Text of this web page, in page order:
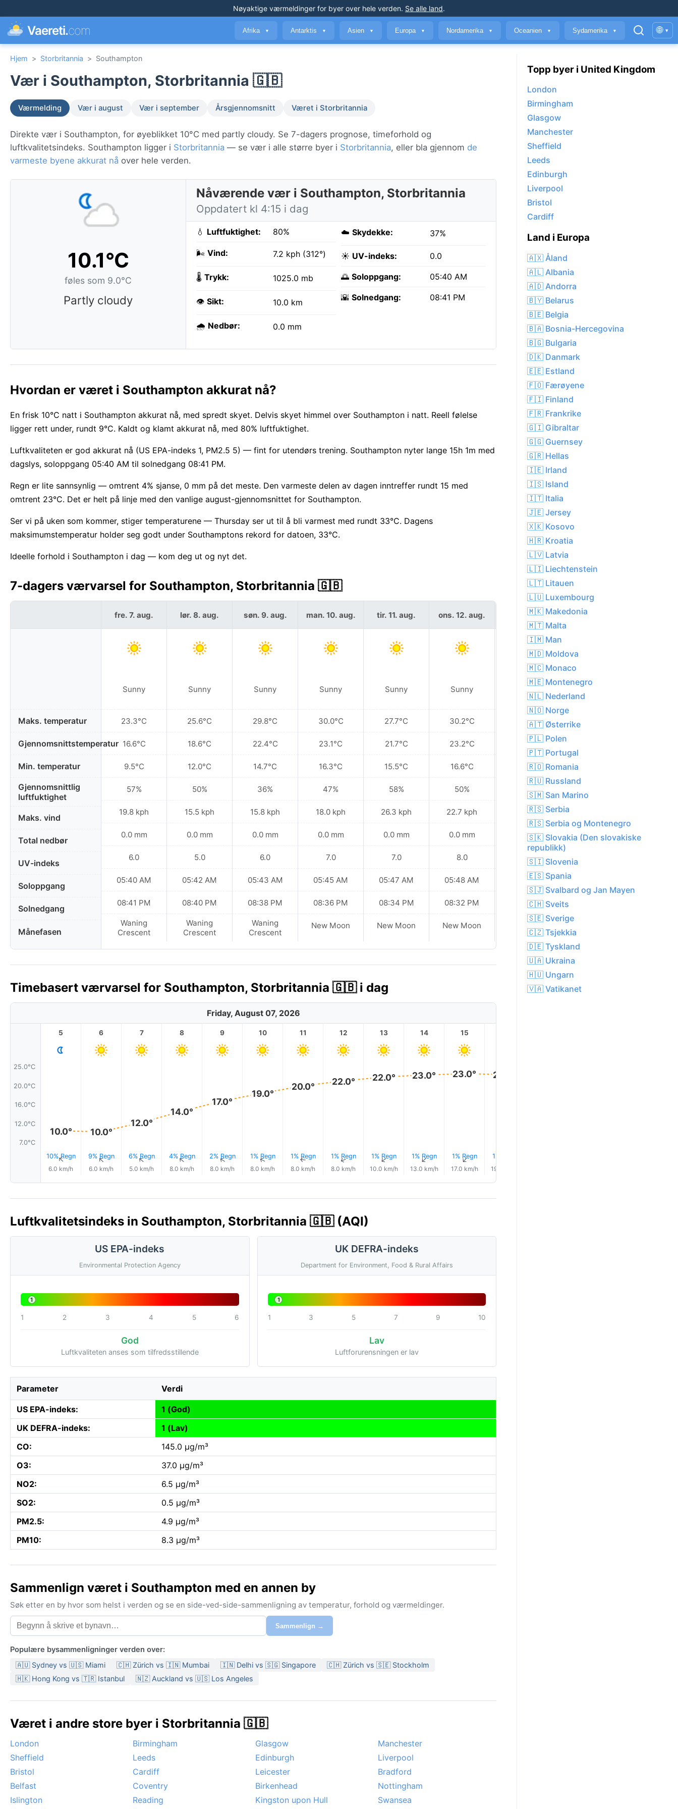
Nøyaktige værmeldinger for byer over hele verden. Se alle land.
Vaereti.com Afrika ▼ Antarktis ▼ Asien ▼ Europa ▼ Nordamerika ▼ Oceanien ▼ Sydamerika ▼ 🌐 ▾
Hjem > Storbritannia > Southampton
Vær i Southampton, Storbritannia 🇬🇧
Værmelding Vær i august Vær i september Årsgjennomsnitt Været i Storbritannia
Direkte vær i Southampton, for øyeblikket 10°C med partly cloudy. Se 7-dagers prognose, timeforhold og
luftkvalitetsindeks. Southampton ligger i Storbritannia — se vær i alle større byer i Storbritannia, eller bla gjennom de
varmeste byene akkurat nå over hele verden.
10.1°C
føles som 9.0°C
Partly cloudy
Nåværende vær i Southampton, Storbritannia
Oppdatert kl 4:15 i dag
💧 Luftfuktighet: 80%
🌬️ Vind: 7.2 kph (312°)
🌡️ Trykk: 1025.0 mb
👁️ Sikt: 10.0 km
🌧️ Nedbør: 0.0 mm
☁️ Skydekke: 37%
☀️ UV-indeks: 0.0
🌅 Soloppgang: 05:40 AM
🌇 Solnedgang: 08:41 PM
Hvordan er været i Southampton akkurat nå?
En frisk 10°C natt i Southampton akkurat nå, med spredt skyet. Delvis skyet himmel over Southampton i natt. Reell følelse
ligger rett under, rundt 9°C. Kaldt og klamt akkurat nå, med 80% luftfuktighet.
Luftkvaliteten er god akkurat nå (US EPA-indeks 1, PM2.5 5) — fint for utendørs trening. Southampton nyter lange 15h 1m med
dagslys, soloppgang 05:40 AM til solnedgang 08:41 PM.
Regn er lite sannsynlig — omtrent 4% sjanse, 0 mm på det meste. Den varmeste delen av dagen inntreffer rundt 15 med
omtrent 23°C. Det er helt på linje med den vanlige august-gjennomsnittet for Southampton.
Ser vi på uken som kommer, stiger temperaturene — Thursday ser ut til å bli varmest med rundt 33°C. Dagens
maksimumstemperatur holder seg godt under Southamptons rekord for datoen, 33°C.
Ideelle forhold i Southampton i dag — kom deg ut og nyt det.
7-dagers værvarsel for Southampton, Storbritannia 🇬🇧
Maks. temperatur
Gjennomsnittstemperatur
Min. temperatur
Gjennomsnittlig
luftfuktighet
Maks. vind
Total nedbør
UV-indeks
Soloppgang
Solnedgang
Månefasen
fre. 7. aug.
Sunny
23.3°C
16.6°C
9.5°C
57%
19.8 kph
0.0 mm
6.0
05:40 AM
08:41 PM
Waning
Crescent
lør. 8. aug.
Sunny
25.6°C
18.6°C
12.0°C
50%
15.5 kph
0.0 mm
5.0
05:42 AM
08:40 PM
Waning
Crescent
søn. 9. aug.
Sunny
29.8°C
22.4°C
14.7°C
36%
15.8 kph
0.0 mm
6.0
05:43 AM
08:38 PM
Waning
Crescent
man. 10. aug.
Sunny
30.0°C
23.1°C
16.3°C
47%
18.0 kph
0.0 mm
7.0
05:45 AM
08:36 PM
New Moon
tir. 11. aug.
Sunny
27.7°C
21.7°C
15.5°C
58%
26.3 kph
0.0 mm
7.0
05:47 AM
08:34 PM
New Moon
ons. 12. aug.
Sunny
30.2°C
23.2°C
16.6°C
50%
22.7 kph
0.0 mm
8.0
05:48 AM
08:32 PM
New Moon
tor. 13. aug.
33.1°C
24.7°C
17.6°C
49%
21.6 kph
0.0 mm
8.0
05:50 AM
08:30 PM
Timebasert værvarsel for Southampton, Storbritannia 🇬🇧 i dag
Friday, August 07, 2026
25.0°C
20.0°C
16.0°C
12.0°C
7.0°C
5
10.0°
10% Regn
↑
6.0 km/h
6
10.0°
9% Regn
↑
6.0 km/h
7
12.0°
6% Regn
↑
5.0 km/h
8
14.0°
4% Regn
↑
8.0 km/h
9
17.0°
2% Regn
↑
8.0 km/h
10
19.0°
1% Regn
↑
8.0 km/h
11
20.0°
1% Regn
↑
8.0 km/h
12
22.0°
1% Regn
↑
8.0 km/h
13
22.0°
1% Regn
↑
10.0 km/h
14
23.0°
1% Regn
↑
13.0 km/h
15
23.0°
1% Regn
↑
17.0 km/h
23.0°
1% Regn
19.0 km/h
Luftkvalitetsindeks in Southampton, Storbritannia 🇬🇧 (AQI)
US EPA-indeks
Environmental Protection Agency
1
1 2 3 4 5 6
God
Luftkvaliteten anses som tilfredsstillende
UK DEFRA-indeks
Department for Environment, Food & Rural Affairs
1
1 3 5 7 9 10
Lav
Luftforurensningen er lav
Parameter Verdi
US EPA-indeks:
1 (God)
UK DEFRA-indeks:
1 (Lav)
CO:
145.0 µg/m³
O3:
37.0 µg/m³
NO2:
6.5 µg/m³
SO2:
0.5 µg/m³
PM2.5:
4.9 µg/m³
PM10:
8.3 µg/m³
Sammenlign været i Southampton med en annen by
Søk etter en by hvor som helst i verden og se en side-ved-side-sammenligning av temperatur, forhold og værmeldinger.
Sammenlign →
Populære bysammenligninger verden over:
🇦🇺 Sydney vs 🇺🇸 Miami 🇨🇭 Zürich vs 🇮🇳 Mumbai 🇮🇳 Delhi vs 🇸🇬 Singapore
🇨🇭 Zürich vs 🇸🇪 Stockholm
🇭🇰 Hong Kong vs 🇹🇷 Istanbul
🇳🇿 Auckland vs 🇺🇸 Los Angeles
Været i andre store byer i Storbritannia 🇬🇧
London Birmingham Glasgow
Manchester
Sheffield
Leeds Edinburgh
Liverpool
Bristol
Cardiff Leicester
Bradford
Belfast
Coventry Birkenhead
Nottingham
Islington
Reading Kingston upon Hull Swansea
Topp byer i United Kingdom
London
Birmingham
Glasgow
Manchester
Sheffield
Leeds
Edinburgh
Liverpool
Bristol
Cardiff
Land i Europa
🇦🇽 Åland
🇦🇱 Albania
🇦🇩 Andorra
🇧🇾 Belarus
🇧🇪 Belgia
🇧🇦 Bosnia-Hercegovina
🇧🇬 Bulgaria
🇩🇰 Danmark
🇪🇪 Estland
🇫🇴 Færøyene
🇫🇮 Finland
🇫🇷 Frankrike
🇬🇮 Gibraltar
🇬🇬 Guernsey
🇬🇷 Hellas
🇮🇪 Irland
🇮🇸 Island
🇮🇹 Italia
🇯🇪 Jersey
🇽🇰 Kosovo
🇭🇷 Kroatia
🇱🇻 Latvia
🇱🇮 Liechtenstein
🇱🇹 Litauen
🇱🇺 Luxembourg
🇲🇰 Makedonia
🇲🇹 Malta
🇮🇲 Man
🇲🇩 Moldova
🇲🇨 Monaco
🇲🇪 Montenegro
🇳🇱 Nederland
🇳🇴 Norge
🇦🇹 Østerrike
🇵🇱 Polen
🇵🇹 Portugal
🇷🇴 Romania
🇷🇺 Russland
🇸🇲 San Marino
🇷🇸 Serbia
🇷🇸 Serbia og Montenegro
🇸🇰 Slovakia (Den slovakiske
republikk)
🇸🇮 Slovenia
🇪🇸 Spania
🇸🇯 Svalbard og Jan Mayen
🇨🇭 Sveits
🇸🇪 Sverige
🇨🇿 Tsjekkia
🇩🇪 Tyskland
🇺🇦 Ukraina
🇭🇺 Ungarn
🇻🇦 Vatikanet